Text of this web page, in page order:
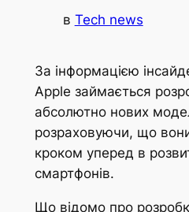
в Tech news
За інформацією
Apple займається
абсолютно нових
розраховуючи, що
кроком уперед в
смартфонів.
Що відомо про